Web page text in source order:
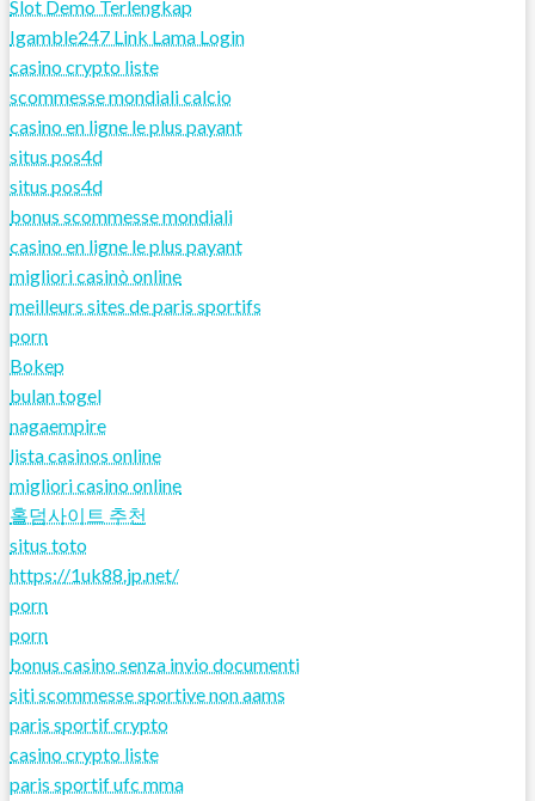
Slot Demo Terlengkap
Igamble247 Link Lama Login
casino crypto liste
scommesse mondiali calcio
casino en ligne le plus payant
situs pos4d
situs pos4d
bonus scommesse mondiali
casino en ligne le plus payant
migliori casinò online
meilleurs sites de paris sportifs
porn
Bokep
bulan togel
nagaempire
lista casinos online
migliori casino online
홀덤사이트 추천
situs toto
https://1uk88.jp.net/
porn
porn
bonus casino senza invio documenti
siti scommesse sportive non aams
paris sportif crypto
casino crypto liste
paris sportif ufc mma